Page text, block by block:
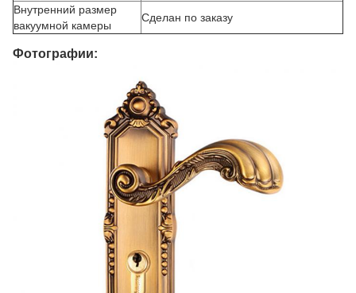
Внутренний размер
вакуумной камеры
Сделан по заказу
Фотографии: